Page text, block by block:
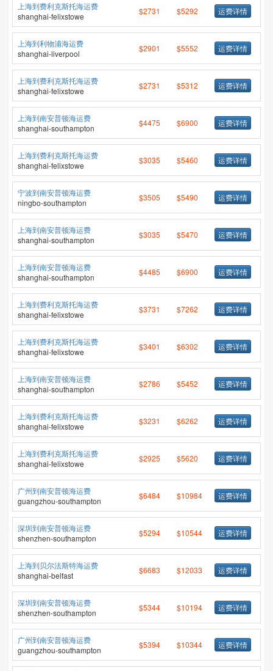
上海到费利克斯托海运费
shanghai-felixstowe
$2731 $5292 运费详情
上海到利物浦海运费
shanghai-liverpool
$2901 $5552 运费详情
上海到费利克斯托海运费
shanghai-felixstowe
$2731 $5312 运费详情
上海到南安普顿海运费
shanghai-southampton
$4475 $6900 运费详情
上海到费利克斯托海运费
shanghai-felixstowe
$3035 $5460 运费详情
宁波到南安普顿海运费
ningbo-southampton
$3505 $5490 运费详情
上海到南安普顿海运费
shanghai-southampton
$3035 $5470 运费详情
上海到南安普顿海运费
shanghai-southampton
$4485 $6900 运费详情
上海到费利克斯托海运费
shanghai-felixstowe
$3731 $7262 运费详情
上海到费利克斯托海运费
shanghai-felixstowe
$3401 $6302 运费详情
上海到南安普顿海运费
shanghai-southampton
$2786 $5452 运费详情
上海到费利克斯托海运费
shanghai-felixstowe
$3231 $6262 运费详情
上海到费利克斯托海运费
shanghai-felixstowe
$2925 $5620 运费详情
广州到南安普顿海运费
guangzhou-southampton
$6484 $10984 运费详情
深圳到南安普顿海运费
shenzhen-southampton
$5294 $10544 运费详情
上海到贝尔法斯特海运费
shanghai-belfast
$6683 $12033 运费详情
深圳到南安普顿海运费
shenzhen-southampton
$5344 $10194 运费详情
广州到南安普顿海运费
guangzhou-southampton
$5394 $10344 运费详情